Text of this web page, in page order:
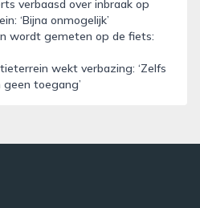
verbaasd over inbraak op
‘Bijna onmogelijk’
wordt gemeten op de fiets:
wekt verbazing: ‘Zelfs
toegang’